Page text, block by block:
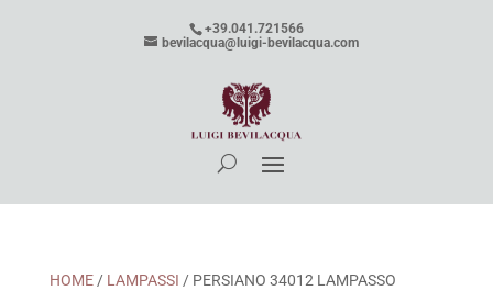
+39.041.721566
bevilacqua@luigi-bevilacqua.com
HOME/ LAMPASSI / PERSIANO 34012 LAMPASSO